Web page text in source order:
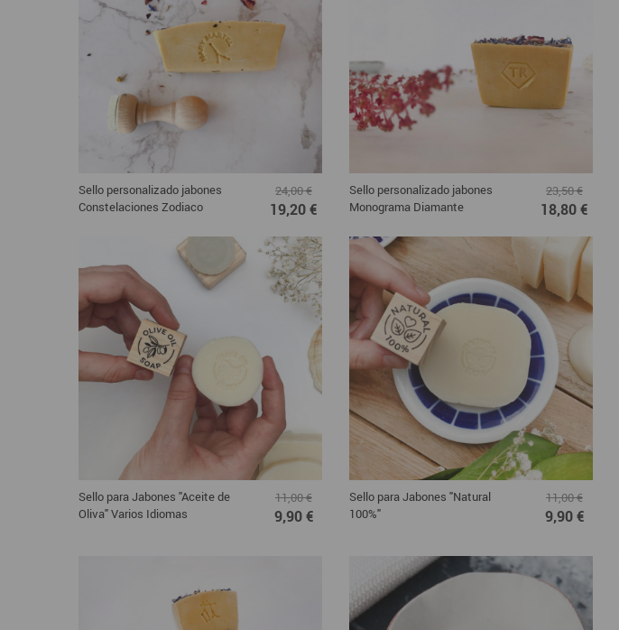
Sello personalizado jabones
Constelaciones Zodiaco
24,00 €
19,20 €
Sello personalizado jabones
Monograma Diamante
23,50 €
18,80 €
Sello para Jabones "Aceite de
Oliva" Varios Idiomas
11,00 €
9,90 €
Sello para Jabones "Natural
100%"
11,00 €
9,90 €